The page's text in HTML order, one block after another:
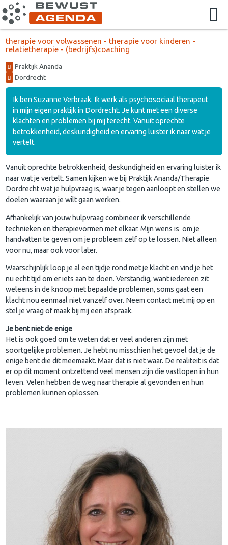
therapie voor volwassenen - therapie voor kinderen -
relatietherapie - (bedrijfs)coaching
Praktijk Ananda
Dordrecht
Ik ben Suzanne Verbraak. Ik werk als psychosociaal therapeut
in mijn eigen praktijk in Dordrecht. Je kunt met een diverse
klachten en problemen bij mij terecht. Vanuit oprechte
betrokkenheid, deskundigheid en ervaring luister ik naar wat je
vertelt.
Vanuit oprechte betrokkenheid, deskundigheid en ervaring luister ik
naar wat je vertelt. Samen kijken we bij Praktijk Ananda/Therapie
Dordrecht wat je hulpvraag is, waar je tegen aanloopt en stellen we
doelen waaraan je wilt gaan werken.
Afhankelijk van jouw hulpvraag combineer ik verschillende
technieken en therapievormen met elkaar. Mijn wens is om je
handvatten te geven om je probleem zelf op te lossen. Niet alleen
voor nu, maar ook voor later.
Waarschijnlijk loop je al een tijdje rond met je klacht en vind je het
nu echt tijd om er iets aan te doen. Verstandig, want iedereen zit
weleens in de knoop met bepaalde problemen, soms gaat een
klacht nou eenmaal niet vanzelf over. Neem contact met mij op en
stel je vraag of maak bij mij een afspraak.
Je bent niet de enige
Het is ook goed om te weten dat er veel anderen zijn met
soortgelijke problemen. Je hebt nu misschien het gevoel dat je de
enige bent die dit meemaakt. Maar dat is niet waar. De realiteit is dat
er op dit moment ontzettend veel mensen zijn die vastlopen in hun
leven. Velen hebben de weg naar therapie al gevonden en hun
problemen kunnen oplossen.